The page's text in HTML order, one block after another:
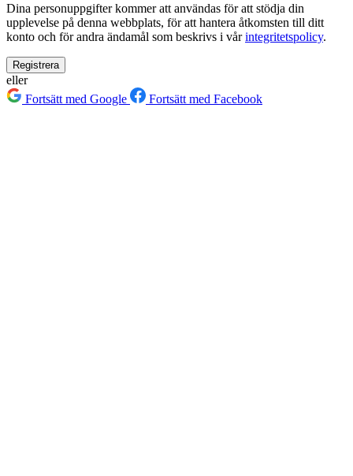
Dina personuppgifter kommer att användas för att stödja din
upplevelse på denna webbplats, för att hantera åtkomsten till ditt
konto och för andra ändamål som beskrivs i vårintegritetspolicy.
Registrera
eller
Fortsätt med Google
Fortsätt med Facebook